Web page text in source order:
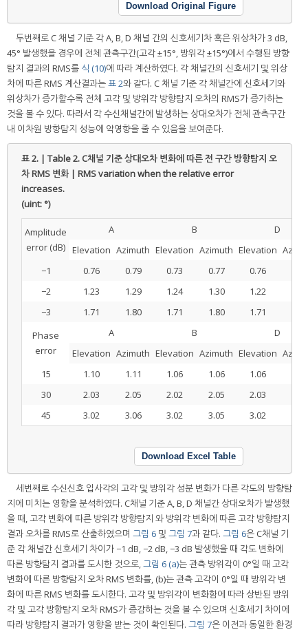
Download Original Figure
두번째로 C 채널 기준 각 A, B, D 채널 간의 신호세기차 혹은 위상차가 3 dB,
45° 발생했을 경우에 전체 관측구간(고각 ±15°, 방위각 ±15°)에서 수행된 방향
탐지 결과의 RMS를 식 (10)에 따라 계산하였다. 각 채널간의 신호세기 및 위상
차에 따른 RMS 계산결과는표 2와 같다. C 채널 기준 각 채널간에 신호세기와
위상차가 증가할수록 전체 고각 및 방위각 방향탐지 오차의 RMS가 증가하는
것을 볼 수 있다. 따라서 각 수신채널간에 발생하는 상대오차가 전체 관측구간
내 이차원 방향탐지 성능에 악영향을 줄 수 있음을 보여준다.
표 2. | Table 2. C채널 기준 상대오차 변화에 따른 전 구간 방향탐지 오
차 RMS 변화 | RMS variation when the relative error
increases.
(uint: °)
Amplitude
error (dB)
A B
D
Elevation Azimuth Elevation Azimuth Elevation
−1
0.76 0.79 0.73 0.77 0.76
−2
1.23 1.29 1.24 1.30 1.22
−3
1.71 1.80 1.71 1.80 1.71
Phase
error
A B
D
Elevation Azimuth Elevation Azimuth Elevation
15
1.10 1.11 1.06 1.06 1.06
30
2.03 2.05 2.02 2.05 2.03
45
3.02 3.06 3.02 3.05 3.02
Download Excel Table
세번째로 수신신호 입사각의 고각 및 방위각 성분 변화가 다른 각도의 방향탐
지에 미치는 영향을 분석하였다. C채널 기준 A, B, D 채널간 상대오차가 발생했
을 때, 고각 변화에 따른 방위각 방향탐지 와 방위각 변화에 따른 고각 방향탐지
결과 오차를 RMS로 산출하였으며 그림 6 및 그림 7과 같다. 그림 6은 C채널 기
준 각 채널간 신호세기 차이가 −1 dB, −2 dB, −3 dB 발생했을 때 각도 변화에
따른 방향탐지 결과를 도시한 것으로,그림 6 (a)는 관측 방위각이 0°일 때 고각
변화에 따른 방향탐지 오차 RMS 변화를, (b)는 관측 고각이 0°일 때 방위각 변
화에 따른 RMS 변화를 도시한다. 고각 및 방위각이 변화함에 따라 상반된 방위
각 및 고각 방향탐지 오차 RMS가 증감하는 것을 볼 수 있으며 신호세기 차이에
따라 방향탐지 결과가 영향을 받는 것이 확인된다. 그림 7은 이전과 동일한 환경